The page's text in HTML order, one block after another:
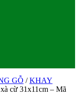
GỖ /KHAY
cừ 31x11cm – Mã